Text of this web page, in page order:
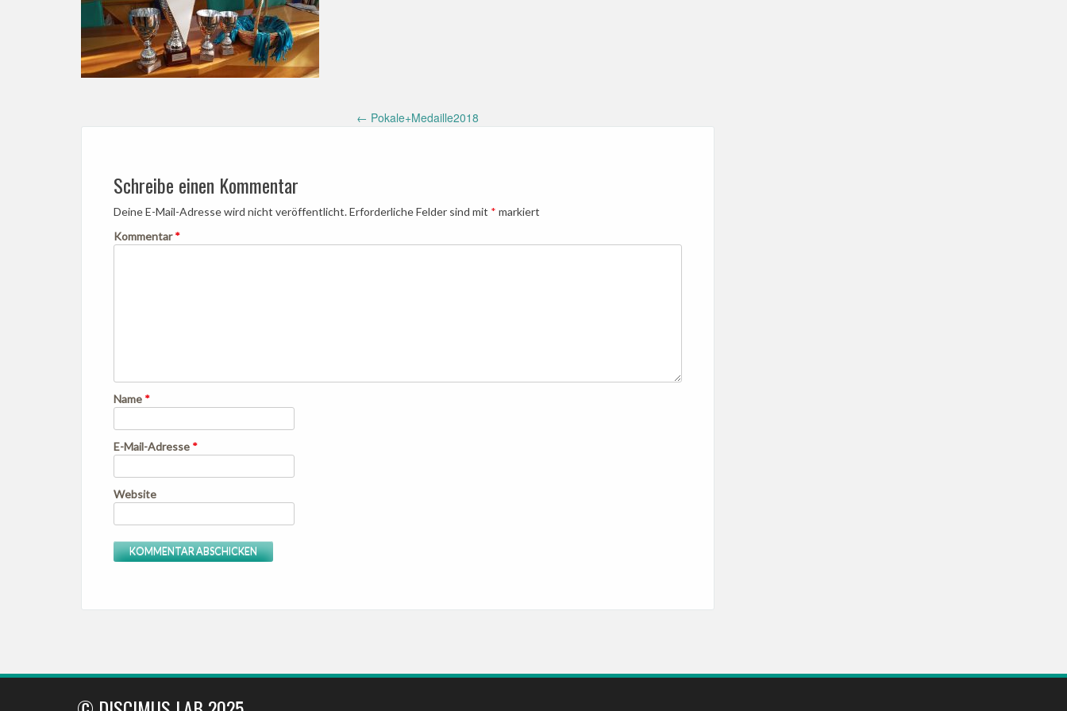
Post ← Pokale+Medaille2018
Schreibe einen Kommentar
Deine E-Mail-Adresse wird nicht veröffentlicht.Erforderliche Felder sind mit * markiert
Kommentar*
Name *
E-Mail-Adresse *
Website